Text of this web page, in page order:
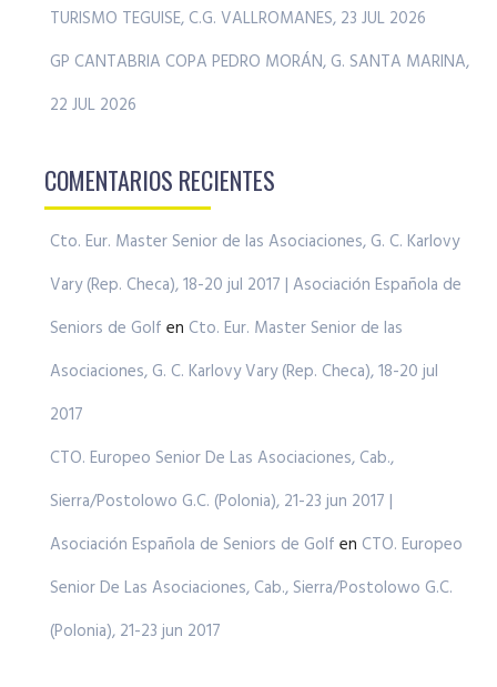
TURISMO TEGUISE, C.G. VALLROMANES, 23 JUL 2026
GP CANTABRIA COPA PEDRO MORÁN, G. SANTA MARINA,
22 JUL 2026
COMENTARIOS RECIENTES
Cto. Eur. Master Senior de las Asociaciones, G. C. Karlovy
Vary (Rep. Checa), 18-20 jul 2017 | Asociación Española de
Seniors de Golf en Cto. Eur. Master Senior de las
Asociaciones, G. C. Karlovy Vary (Rep. Checa), 18-20 jul
2017
CTO. Europeo Senior De Las Asociaciones, Cab.,
Sierra/Postolowo G.C. (Polonia), 21-23 jun 2017 |
Asociación Española de Seniors de Golf en CTO. Europeo
Senior De Las Asociaciones, Cab., Sierra/Postolowo G.C.
(Polonia), 21-23 jun 2017